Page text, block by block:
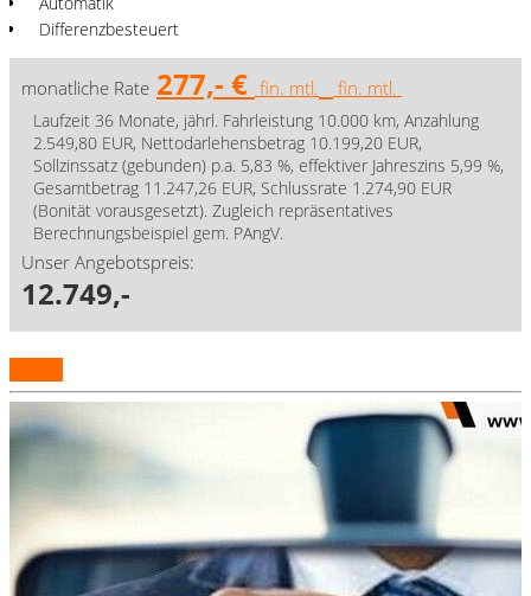
Differenzbesteuert
monatliche Rate 277,- € fin. mtl. fin. mtl.
Laufzeit 36 Monate, jährl. Fahrleistung 10.000 km, Anzahlung
2.549,80 EUR, Nettodarlehensbetrag 10.199,20 EUR,
Sollzinssatz (gebunden) p.a. 5,83 %, effektiver Jahreszins 5,99 %,
Gesamtbetrag 11.247,26 EUR, Schlussrate 1.274,90 EUR
(Bonität vorausgesetzt). Zugleich repräsentatives
Berechnungsbeispiel gem. PAngV.
Unser Angebotspreis:
12.749,-